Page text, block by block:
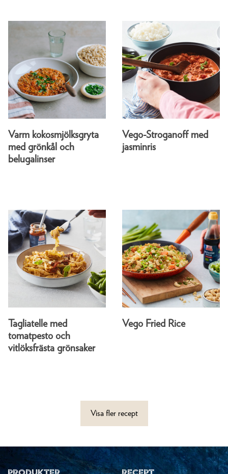
Varm kokosmjölksgryta
med grönkål och
belugalinser
Vego-Stroganoff med
jasminris
Tagliatelle med
tomatpesto och
vitlöksfrästa grönsaker
Vego Fried Rice
Visa fler recept